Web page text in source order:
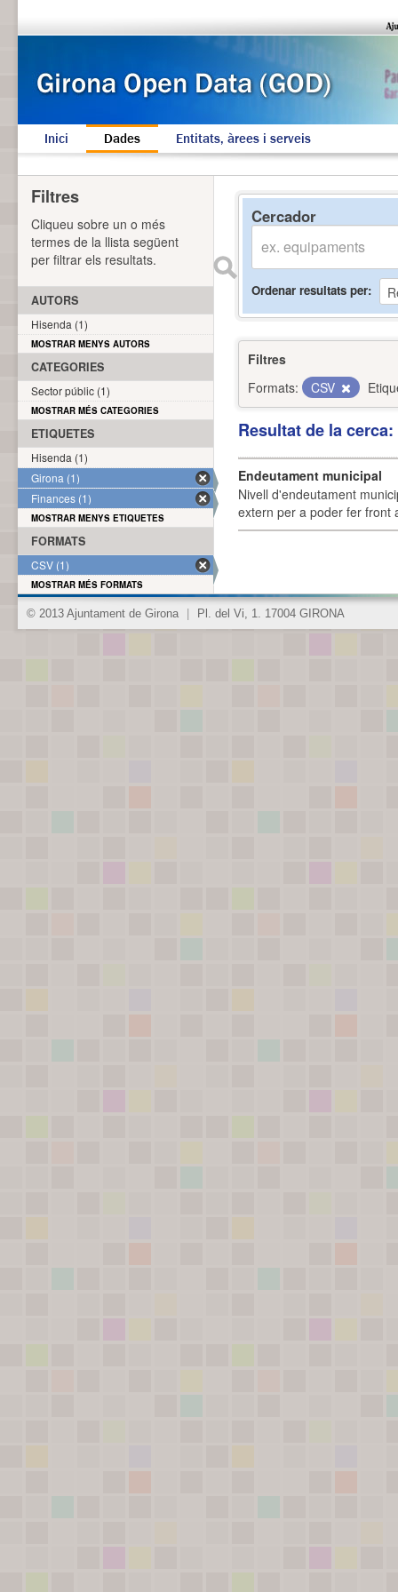
Inici Dades Entitats, àrees i serveis
Cercador
Ordenar resultats per
Filtres
Formats:
CSV
Resultat de la
Endeutament municipal
Nivell d'endeutament
extern per a poder fer front
Filtres
Cliqueu sobre un o més
termes de la llista següent
per filtrar els resultats.
AUTORS
Hisenda (1)
MOSTRAR MENYS AUTORS
CATEGORIES
Sector públic (1)
MOSTRAR MÉS CATEGORIES
ETIQUETES
Hisenda (1)
Girona (1)
Finances (1)
MOSTRAR MENYS ETIQUETES
FORMATS
CSV (1)
MOSTRAR MÉS FORMATS
© 2013 Ajuntament de Girona Pl. del Vi, 1. 17004 GIRONA